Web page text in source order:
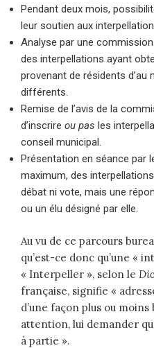
Pendant deux mois,
leur soutien aux
Analyse par une
des interpellations ayant
provenant de résidents
différents.
Remise de l’avis de la
d’inscrire ou pas les
conseil municipal.
Présentation en séance par
maximum, des
débat ni vote, mais une
ou un élu désigné par elle.
Au vu de ce parcours
qu’est-ce donc qu’une «
« Interpeller », selon le
française, signifie «
d’une façon plus ou
attention, lui demander
à partie ».